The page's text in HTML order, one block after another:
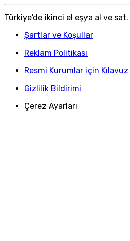
Türkiye'de ikinci el eşya al ve
Şartlar ve Koşullar
Reklam Politikası
Resmi Kurumlar için Kılavuz
Gizlilik Bildirimi
Çerez Ayarları